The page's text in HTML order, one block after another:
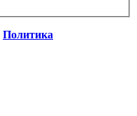
Политика